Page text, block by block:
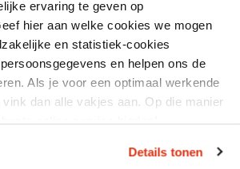
ervaring te geven op
hier aan welke cookies we mogen
en statistiek-cookies
en helpen ons de
Als je voor een optimaal werkende
dan alle vakjes aan. Op die manier
online service bieden!
Details tonen